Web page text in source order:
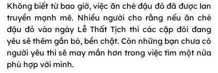
Không biết từ bao giờ, việc ăn chè đậu đỏ đã được lan
truyền mạnh mẽ. Nhiều người cho rằng nếu ăn chè
đậu đỏ vào ngày Lễ Thất Tịch thì các cặp đôi đang
yêu sẽ thêm gắn bó, bền chặt. Còn những bạn chưa có
người yêu thì sẽ may mắn hơn trong việc tìm một nửa
phù hợp với mình.